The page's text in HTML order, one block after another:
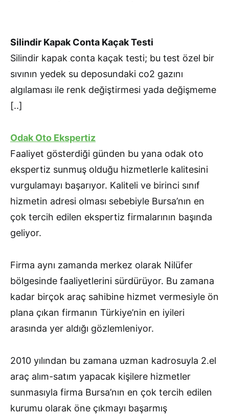
Silindir Kapak Conta Kaçak Testi
Silindir kapak conta kaçak testi; bu test özel bir
sıvının yedek su deposundaki co2 gazını
algılaması ile renk değiştirmesi yada değişmeme
[..]
Odak Oto Ekspertiz
Faaliyet gösterdiği günden bu yana odak oto
ekspertiz sunmuş olduğu hizmetlerle kalitesini
vurgulamayı başarıyor. Kaliteli ve birinci sınıf
hizmetin adresi olması sebebiyle Bursa’nın en
çok tercih edilen ekspertiz firmalarının başında
geliyor.
Firma aynı zamanda merkez olarak Nilüfer
bölgesinde faaliyetlerini sürdürüyor. Bu zamana
kadar birçok araç sahibine hizmet vermesiyle ön
plana çıkan firmanın Türkiye’nin en iyileri
arasında yer aldığı gözlemleniyor.
2010 yılından bu zamana uzman kadrosuyla 2.el
araç alım-satım yapacak kişilere hizmetler
sunmasıyla firma Bursa’nın en çok tercih edilen
kurumu olarak öne çıkmayı başarmış